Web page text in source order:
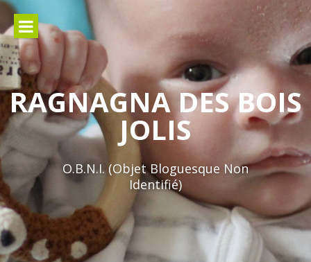
Aller
contenu
RAGNAGNA DES BOIS
JOLIS
O.B.N.I. (Objet Bloguesque Non
Identifié)